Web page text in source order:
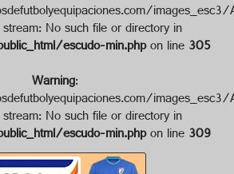
No such file or directory in
escudo-min.phpon line305
Warning:
No such file or directory in
escudo-min.phpon line309